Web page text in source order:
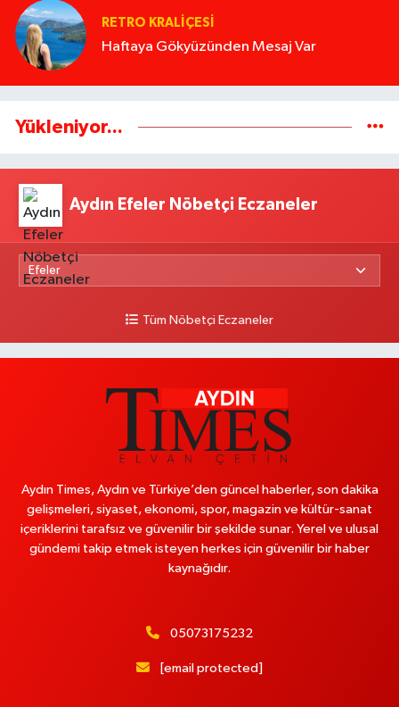
RETRO KRALIÇESI
Haftaya Gökyüzünden Mesaj Var
Yükleniyor...
Aydın Efeler Nöbetçi Eczaneler
Tüm Nöbetçi Eczaneler
Aydın Times, Aydın ve Türkiye’den güncel haberler, son dakika
gelişmeleri, siyaset, ekonomi, spor, magazin ve kültür-sanat
içeriklerini tarafsız ve güvenilir bir şekilde sunar. Yerel ve ulusal
gündemi takip etmek isteyen herkes için güvenilir bir haber
kaynağıdır.
05073175232
[email protected]